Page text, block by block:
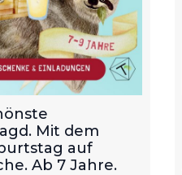
Mit dem
auf
Ab 7 Jahre.